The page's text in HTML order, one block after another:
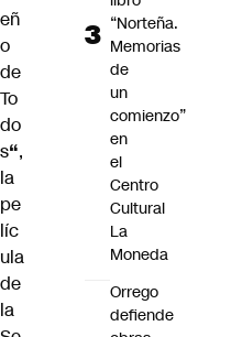
eñ
o
de
To
do
s“,
la
pe
líc
ula
de
la
“Norteña.
Memorias
de
un
comienzo”
en
el
Centro
Cultural
La
Moneda
Orrego
defiende